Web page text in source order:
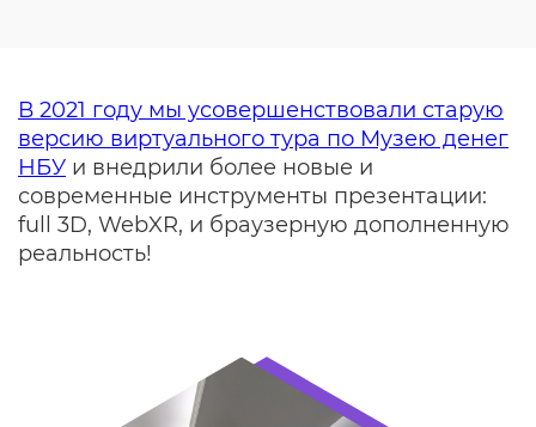
В 2021 году мы усовершенствовали старую
версию виртуального тура по Музею денег
НБУ и внедрили более новые и
современные инструменты презентации:
full 3D, WebXR, и браузерную дополненную
реальность!